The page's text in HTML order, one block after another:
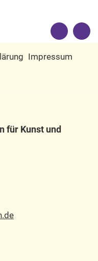
Impressum
für Kunst und